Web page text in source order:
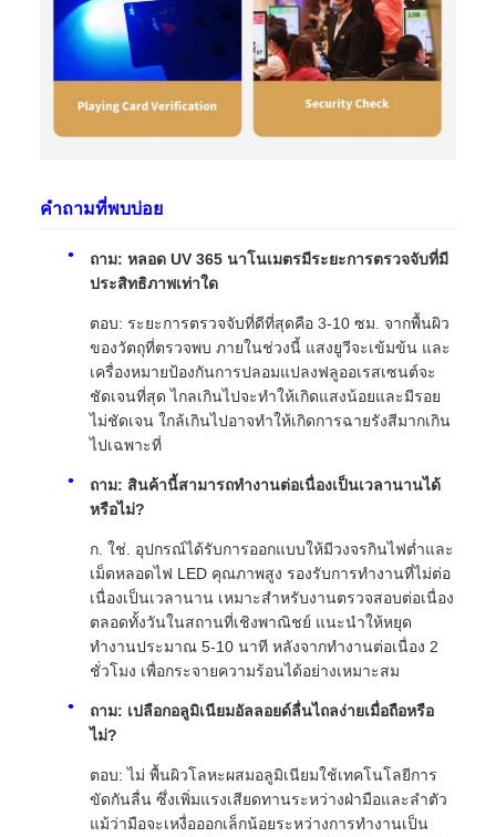
คำถามที่พบบ่อย
ถาม: หลอด UV 365 นาโนเมตรมีระยะการตรวจจับที่มี
ประสิทธิภาพเท่าใด
ตอบ: ระยะการตรวจจับที่ดีที่สุดคือ 3-10 ซม. จากพื้นผิว
ของวัตถุที่ตรวจพบ ภายในช่วงนี้ แสงยูวีจะเข้มข้น และ
เครื่องหมายป้องกันการปลอมแปลงฟลูออเรสเซนต์จะ
ชัดเจนที่สุด ไกลเกินไปจะทำให้เกิดแสงน้อยและมีรอย
ไม่ชัดเจน ใกล้เกินไปอาจทำให้เกิดการฉายรังสีมากเกิน
ไปเฉพาะที่
ถาม: สินค้านี้สามารถทำงานต่อเนื่องเป็นเวลานานได้
หรือไม่?
ก. ใช่. อุปกรณ์ได้รับการออกแบบให้มีวงจรกินไฟต่ำและ
เม็ดหลอดไฟ LED คุณภาพสูง รองรับการทำงานที่ไม่ต่อ
เนื่องเป็นเวลานาน เหมาะสำหรับงานตรวจสอบต่อเนื่อง
ตลอดทั้งวันในสถานที่เชิงพาณิชย์ แนะนำให้หยุด
ทำงานประมาณ 5-10 นาที หลังจากทำงานต่อเนื่อง 2
ชั่วโมง เพื่อกระจายความร้อนได้อย่างเหมาะสม
ถาม: เปลือกอลูมิเนียมอัลลอยด์ลื่นไถลง่ายเมื่อถือหรือ
ไม่?
ตอบ: ไม่ พื้นผิวโลหะผสมอลูมิเนียมใช้เทคโนโลยีการ
ขัดกันลื่น ซึ่งเพิ่มแรงเสียดทานระหว่างฝ่ามือและลำตัว
แม้ว่ามือจะเหงื่อออกเล็กน้อยระหว่างการทำงานเป็น